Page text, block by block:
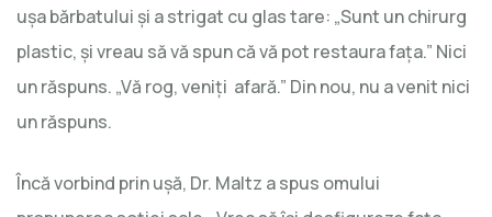
uşa bărbatului şi a strigat cu glas tare: „Sunt un chirurg
plastic, și vreau să vă spun că vă pot restaura fața.” Nici
un răspuns. „Vă rog, veniţi afară.” Din nou, nu a venit nici
un răspuns.
Încă vorbind prin ușă, Dr. Maltz a spus omului